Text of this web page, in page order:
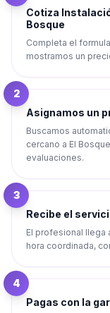
Cotiza
Bosque
Completa el
mostramos un
2
Asignamos un
Buscamos
cercano a El
evaluaciones.
3
Recibe el
El profesional llega
hora coordinada,
4
Pagas con la